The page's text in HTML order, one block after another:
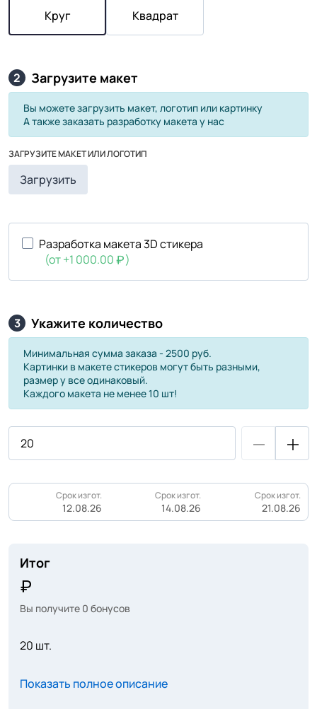
Круг Квадрат
2 Загрузите макет
Вы можете загрузить макет, логотип или картинку
А также заказать разработку макета у нас
ЗАГРУЗИТЕ МАКЕТ ИЛИ ЛОГОТИП
Загрузить
Разработка макета 3D стикера
(от +1 000.00
)
3 Укажите количество
Минимальная сумма заказа - 2500 руб.
Картинки в макете стикеров могут быть разными,
размер у все одинаковый.
Каждого макета не менее 10 шт!
Срок изгот.
12.08.26
Срок изгот.
14.08.26
Срок изгот.
21.08.26
Итог
Вы получите 0 бонусов
20 шт.
Показать полное описание